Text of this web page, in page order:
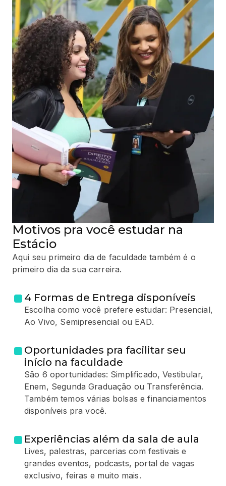
Motivos pra você estudar na
Estácio
Aqui seu primeiro dia de faculdade também é o
primeiro dia da sua carreira.
4 Formas de Entrega disponíveis
Escolha como você prefere estudar: Presencial,
Ao Vivo, Semipresencial ou EAD.
Oportunidades pra facilitar seu
início na faculdade
São 6 oportunidades: Simplificado, Vestibular,
Enem, Segunda Graduação ou Transferência.
Também temos várias bolsas e financiamentos
disponíveis pra você.
Experiências além da sala de aula
Lives, palestras, parcerias com festivais e
grandes eventos, podcasts, portal de vagas
exclusivo, feiras e muito mais.